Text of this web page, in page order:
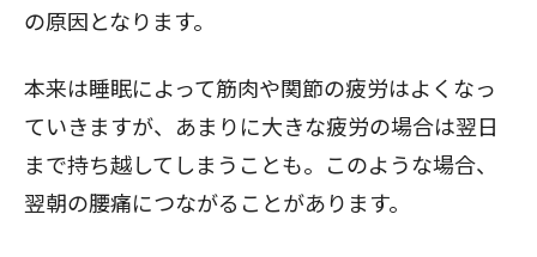
の原因となります。
本来は睡眠によって筋肉や関節の疲労はよくなっ
ていきますが、あまりに大きな疲労の場合は翌日
まで持ち越してしまうことも。このような場合、
翌朝の腰痛につながることがあります。